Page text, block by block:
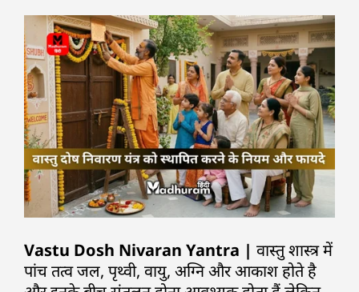
Vastu Dosh Nivaran Yantra | वास्तु शास्त्र में
पांच तत्व जल, पृथ्वी, वायु, अग्नि और आकाश होते है